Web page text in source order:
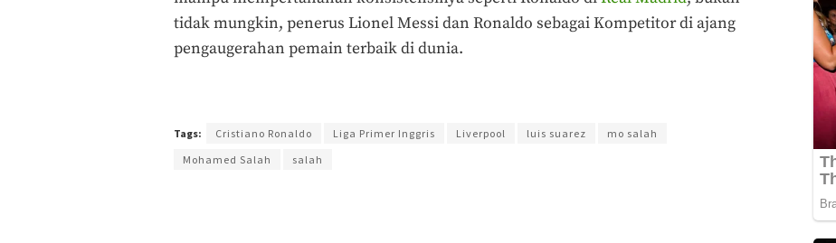
tidak mungkin, penerus Lionel Messi dan Ronaldo sebagai Kompetitor di ajang
pengaugerahan pemain terbaik di dunia.
Tags: Cristiano Ronaldo Liga Primer Inggris Liverpool luis suarez
mo salah
Mohamed Salah
salah